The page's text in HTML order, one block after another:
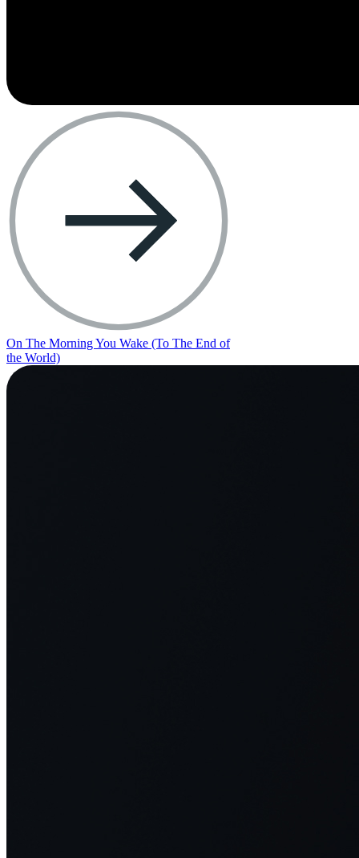
On The Morning You Wake (To The End of
the World)